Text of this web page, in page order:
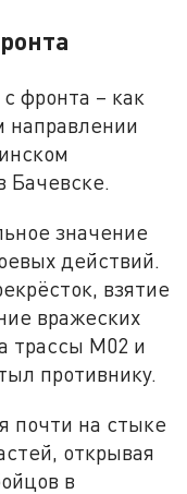
фронта – как
направлении
Бачевске.
значение
действий.
взятие
вражеских
трассы М02 и
противнику.
почти на стыке
открывая
в